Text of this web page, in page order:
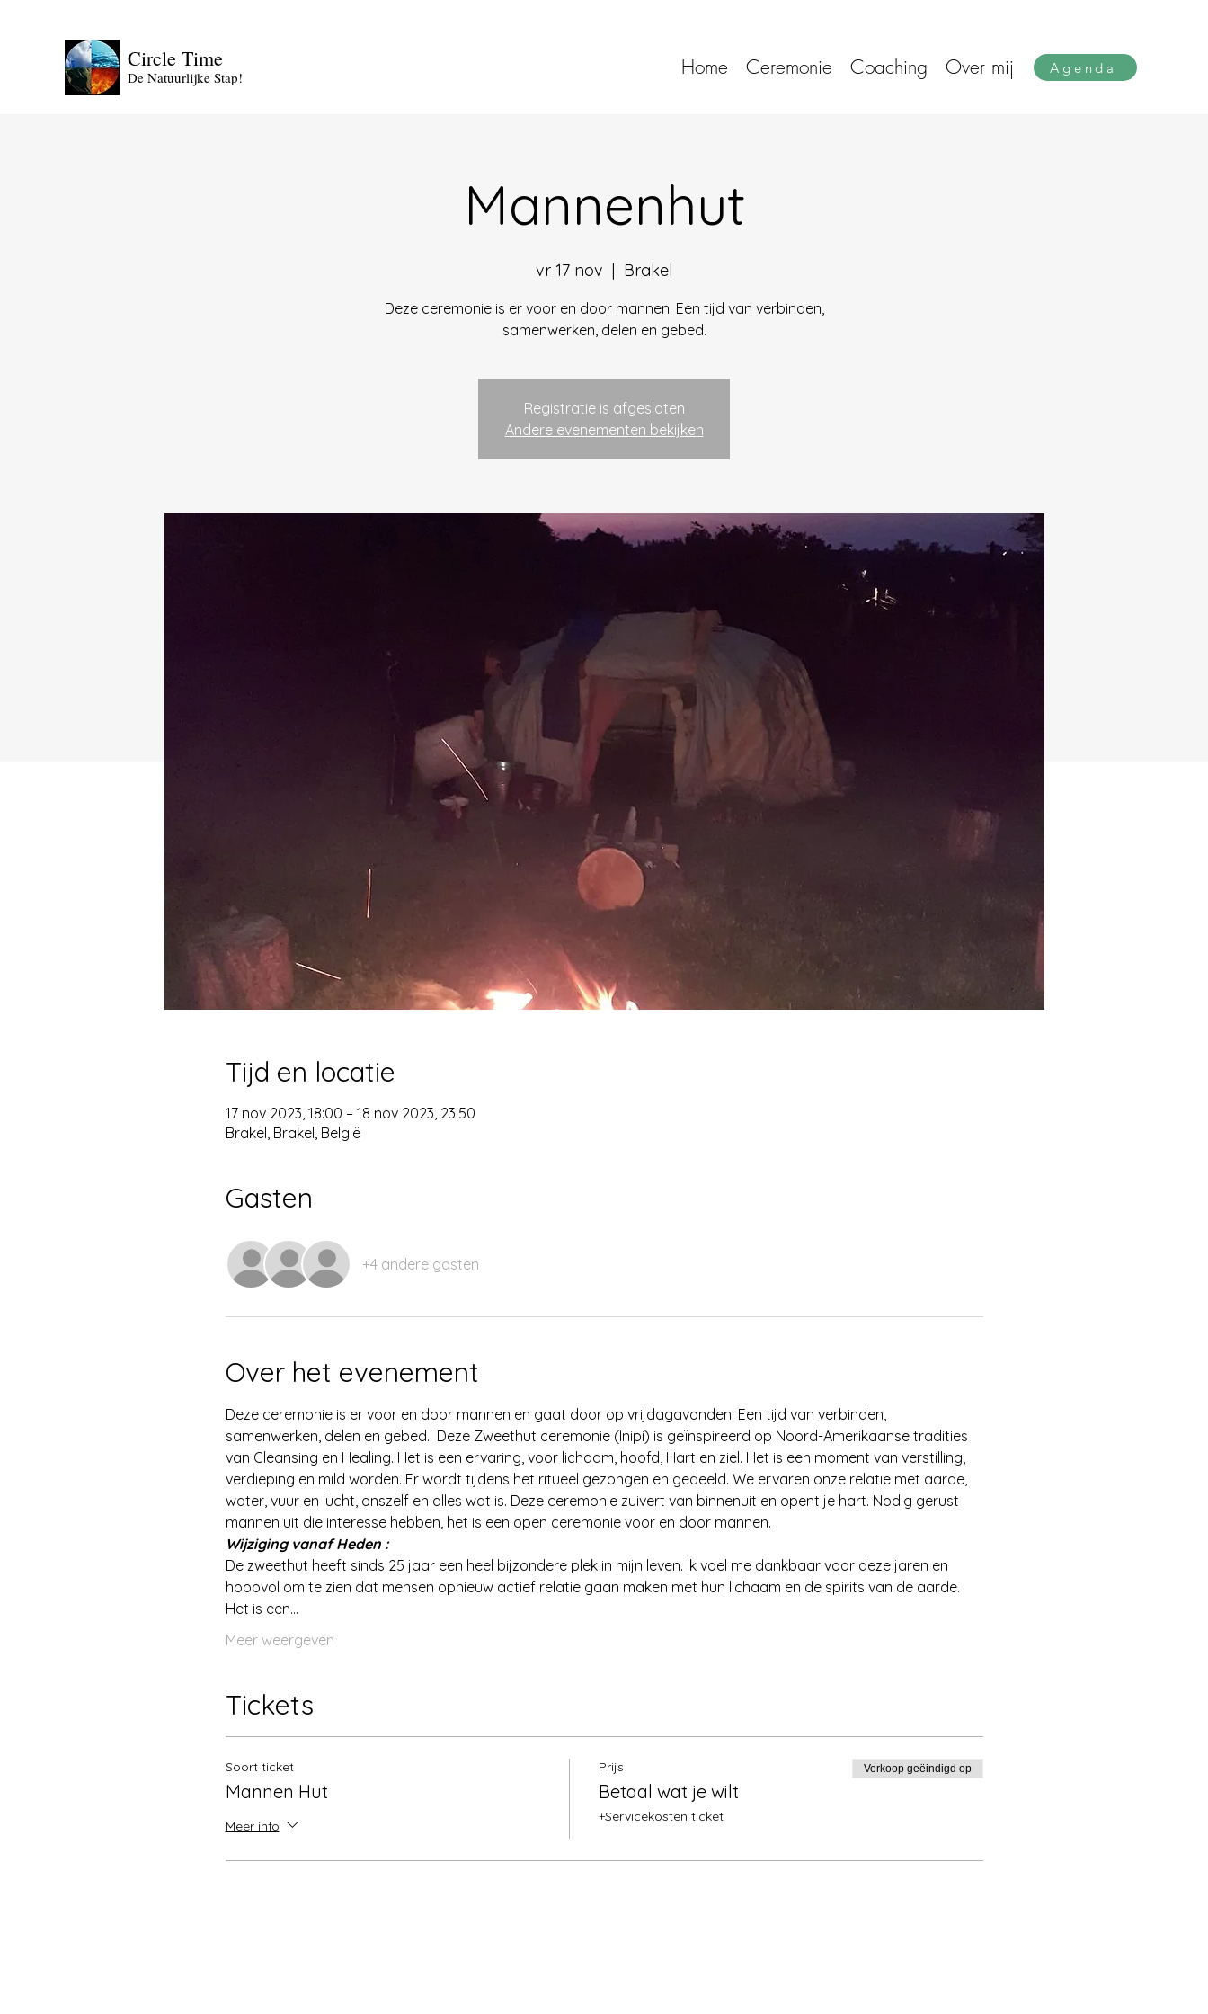
Circle Time
De Natuurlijke Stap! Home Ceremonie Coaching Over mij Agenda
Mannenhut
vr 17 nov
  |
Brakel
Deze ceremonie is er voor en door mannen. Een tijd van verbinden,
samenwerken, delen en gebed.
Registratie is afgesloten
Andere evenementen bekijken
Tijd en locatie
17 nov 2023, 18:00 – 18 nov 2023, 23:50
Brakel, Brakel, België
Gasten
+4 andere gasten
Over het evenement
Deze ceremonie is er voor en door mannen en gaat door op vrijdagavonden. Een tijd van verbinden,
samenwerken, delen en gebed.  Deze Zweethut ceremonie (Inipi) is geïnspireerd op Noord-Amerikaanse tradities
van Cleansing en Healing. Het is een ervaring, voor lichaam, hoofd, Hart en ziel. Het is een moment van verstilling,
verdieping en mild worden. Er wordt tijdens het ritueel gezongen en gedeeld. We ervaren onze relatie met aarde,
water, vuur en lucht, onszelf en alles wat is. Deze ceremonie zuivert van binnenuit en opent je hart. Nodig gerust
mannen uit die interesse hebben, het is een open ceremonie voor en door mannen.
Wijziging vanaf Heden :
De zweethut heeft sinds 25 jaar een heel bijzondere plek in mijn leven. Ik voel me dankbaar voor deze jaren en
hoopvol om te zien dat mensen opnieuw actief relatie gaan maken met hun lichaam en de spirits van de aarde.
Het is een…
Meer weergeven
Tickets
Soort ticket
Mannen Hut
Meer info
Prijs
Betaal wat je wilt
+Servicekosten ticket
Verkoop geëindigd op